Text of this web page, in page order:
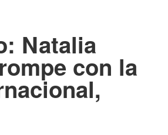
Natalia
con la